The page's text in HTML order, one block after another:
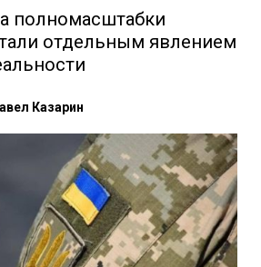
полномасштабки
отдельным явлением
Казарин